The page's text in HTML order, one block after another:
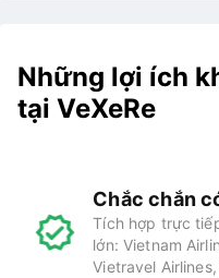
Những lợi ích
tại VeXeRe
Chắc chắn
Tích hợp trực
lớn: Vietnam
Vietravel